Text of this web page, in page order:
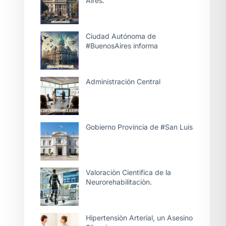
Ciudad Autónoma de
#BuenosAires informa
Administración Central
Gobierno Provincia de #San Luis
Valoraciòn Cientifica de la
Neurorehabilitaciòn.
Hipertensiòn Arterial, un Asesino